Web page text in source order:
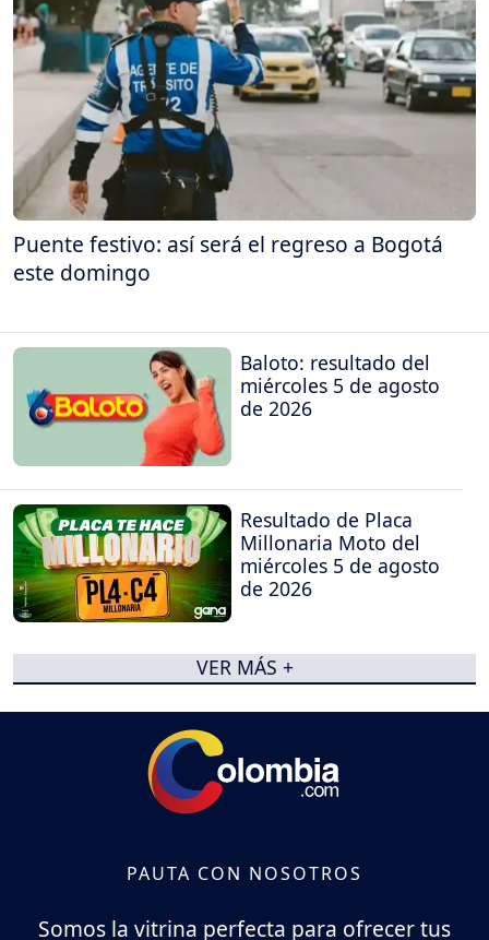
Puente festivo: así será el regreso a Bogotá
este domingo
Baloto: resultado del
miércoles 5 de agosto
de 2026
Resultado de Placa
Millonaria Moto del
miércoles 5 de agosto
de 2026
VER MÁS +
PAUTA CON NOSOTROS
Somos la vitrina perfecta para ofrecer tus